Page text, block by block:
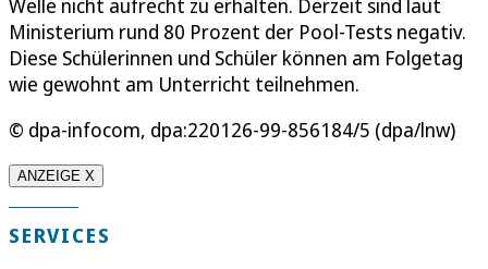
Ministerium rund 80 Prozent der Pool-Tests negativ.
Diese Schülerinnen und Schüler können am Folgetag
wie gewohnt am Unterricht teilnehmen.
© dpa-infocom, dpa:220126-99-856184/5 (dpa/lnw)
ANZEIGE X
SERVICES